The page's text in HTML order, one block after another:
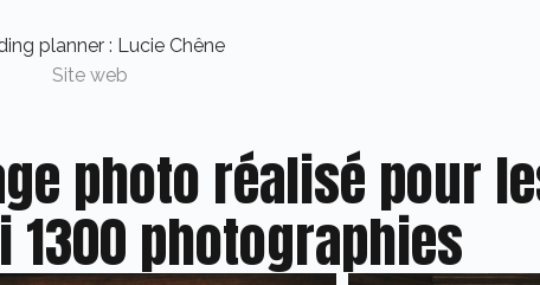
planner : Lucie Chêne
Site web
photo réalisé pour
photographies